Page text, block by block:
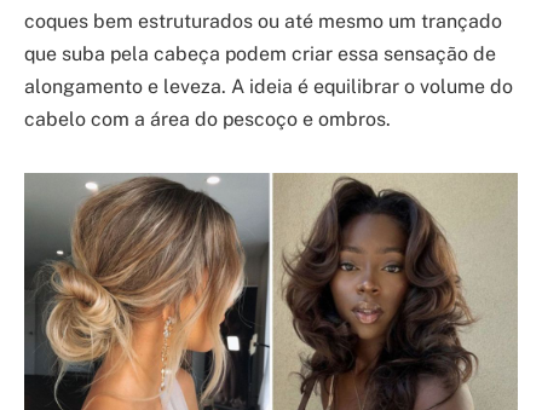
coques bem estruturados ou até mesmo um trançado
que suba pela cabeça podem criar essa sensação de
alongamento e leveza. A ideia é equilibrar o volume do
cabelo com a área do pescoço e ombros.